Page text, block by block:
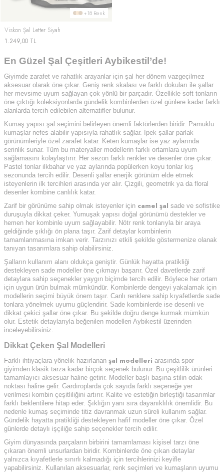
+18 Renk
Viskon Şal Letter Siyah
1.249,00 TL
En Güzel Şal Çeşitleri Aybikestil’de!
Giyimde zarafet ve rahatlık arayanlar için şal her dönem vazgeçilmez
aksesuar olarak öne çıkar. Geniş renk skalası ve farklı dokuları ile şallar
her mevsime uyum sağlayan çok yönlü bir parçadır. Özellikle soft tonların
öne çıktığı koleksiyonlarda gündelik kombinlerden özel günlere kadar farklı
alanlarda tercih edilebilen alternatifler bulunur.
Kumaş yapısı şal seçimini belirleyen önemli faktörlerden biridir. Pamuklu
kumaşlar nefes alabilir yapısıyla rahatlık sağlar. İpek şallar parlak
görünümleriyle özel zarafet katar. Keten kumaşlar ise yaz aylarında
serinlik sunar. Tüm bu materyaller modellerin farklı ortamlara uyum
sağlamasını kolaylaştırır. Her sezon farklı renkler ve desenler öne çıkar.
Pastel tonlar ilkbahar ve yaz aylarında popülerken koyu tonlar kış
sezonunda tercih edilir. Desenli şallar enerjik görünüm elde etmek
isteyenlerin ilk tercihleri arasında yer alır. Çizgili, geometrik ya da floral
desenler kombine canlılık katar.
Zarif bir görünüme sahip olmak isteyenler için camel şal sade ve sofistike
duruşuyla dikkat çeker. Yumuşak yapısı doğal görünümü destekler ve
hemen her kombinle uyum sağlayabilir. Nötr renk tonlarıyla bir araya
geldiğinde şıklığı ön plana taşır. Zarif detaylar kombinlerin
tamamlanmasına imkan verir. Tarzınızı etkili şekilde göstermenize olanak
tanıyan tasarımlara sahip olabilirsiniz.
Şalların kullanım alanı oldukça geniştir. Günlük hayatta pratikliği
destekleyen sade modeller öne çıkmayı başarır. Özel davetlerde zarif
detaylara sahip seçenekler yaygın biçimde tercih edilir. Böylece her ortam
için uygun ürün bulmak mümkündür. Kombinlerde dengeyi yakalamak için
modellerin seçimi büyük önem taşır. Canlı renklere sahip kıyafetlerde sade
tonlara yönelmek uyumu güçlendirir. Sade kombinlerde ise desenli ve
dikkat çekici şallar öne çıkar. Bu şekilde doğru denge kurmak mümkün
olur. Estetik detaylarıyla beğenilen modelleri Aybikestil üzerinden
inceleyebilirsiniz.
Dikkat Çeken Şal Modelleri
Farklı ihtiyaçlara yönelik hazırlanan şal modelleri arasında spor
giyimden klasik tarza kadar birçok seçenek bulunur. Bu çeşitlilik ürünleri
tamamlayıcı aksesuar haline getirir. Modeller başlı başına stilin odak
noktası haline gelir. Gardıroplarda çok sayıda farklı seçeneğe yer
verilmesi kombin çeşitliliğini artırır. Kalite ve estetiğin birleştiği tasarımlar
farklı beklentilere hitap eder. Şıklığın yanı sıra dayanıklılık önemlidir. Bu
nedenle kumaş seçiminde titiz davranmak uzun süreli kullanım sağlar.
Gündelik hayatta pratikliği destekleyen hafif modeller öne çıkar. Özel
günlerde detaylı işçiliğe sahip seçenekler tercih edilir.
Giyim dünyasında parçaların birbirini tamamlaması kişisel tarzı öne
çıkaran önemli unsurlardan biridir. Kombinlerde öne çıkan detaylar
yalnızca kıyafetlerle sınırlı kalmadığı için tercihlerinizi keyifle
yapabilirsiniz. Kullanılan aksesuarlar, renk seçimleri ve kumaşların uyumu